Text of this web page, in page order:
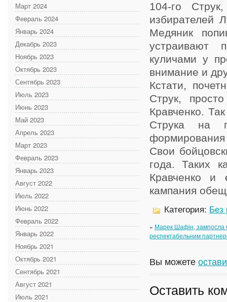
Март 2024
Февраль 2024
Январь 2024
Декабрь 2023
Ноябрь 2023
Октябрь 2023
Сентябрь 2023
Июль 2023
Июнь 2023
Май 2023
Апрель 2023
Март 2023
Февраль 2023
Январь 2023
Август 2022
Июль 2022
Июнь 2022
Февраль 2022
Январь 2022
Ноябрь 2021
Октябрь 2021
Сентябрь 2021
Август 2021
Июль 2021
104-го
избирателей
Медяник
устраивают
куличами у
внимание и
Кстати,
Струк,
Кравченко.
Струка на
Свои
года. Таких
Кравченко и
кампания
Категория: Без
« Марек Шафін, зампосла
респектабельним
Вы можете
Оставить